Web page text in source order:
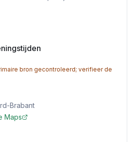
bron gecontroleerd; verifieer de
Brabant
Maps